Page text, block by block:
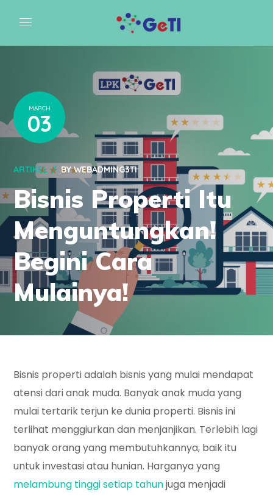
MARCH
03
ARTIKEL BYWEBADMING3TI
Bisnis Properti Itu
Menguntungkan!
Begini Cara
Mulainya!
Bisnis properti adalah bisnis yang mulai mendapat
atensi dari anak muda. Banyak anak muda yang
mulai tertarik terjun ke dunia properti. Bisnis ini
terlihat menggiurkan dan menjanjikan. Terlebih lagi
banyak orang yang membutuhkannya, baik itu
untuk investasi atau hunian. Harganya yang
melambung tinggi setiap tahunjuga menjadi